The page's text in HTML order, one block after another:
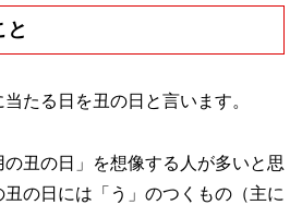
と
たる日を丑の日と言います。
丑の日」を想像する人が多いと思
の日には「う」のつくもの（主に